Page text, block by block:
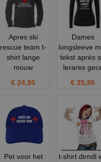
Apres ski
rescue team t-
shirt lange
mouw
€ 24,95
Dames
longsleeve
tekst après
lerares
€ 25,95
Pet voor het
t-shirt dirndl